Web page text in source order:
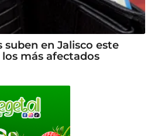
suben en Jalisco este
más afectados